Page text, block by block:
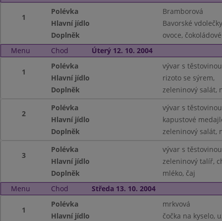
1
Polévka
Bramborová
Hlavní jídlo
Bavorské
Doplněk
ovoce,
Menu
Chod Úterý 12. 10. 2004
1
Polévka
vývar s těstovinou
Hlavní jídlo
rizoto se sýrem,
Doplněk
zeleninový salát,
2
Polévka
vývar s těstovinou
Hlavní jídlo
kapustové
Doplněk
zeleninový salát,
3
Polévka
vývar s těstovinou
Hlavní jídlo
zeleninový talíř,
Doplněk
mléko, čaj
Menu
Chod Středa 13. 10. 2004
1
Polévka
mrkvová
Hlavní jídlo
čočka na kyselo,